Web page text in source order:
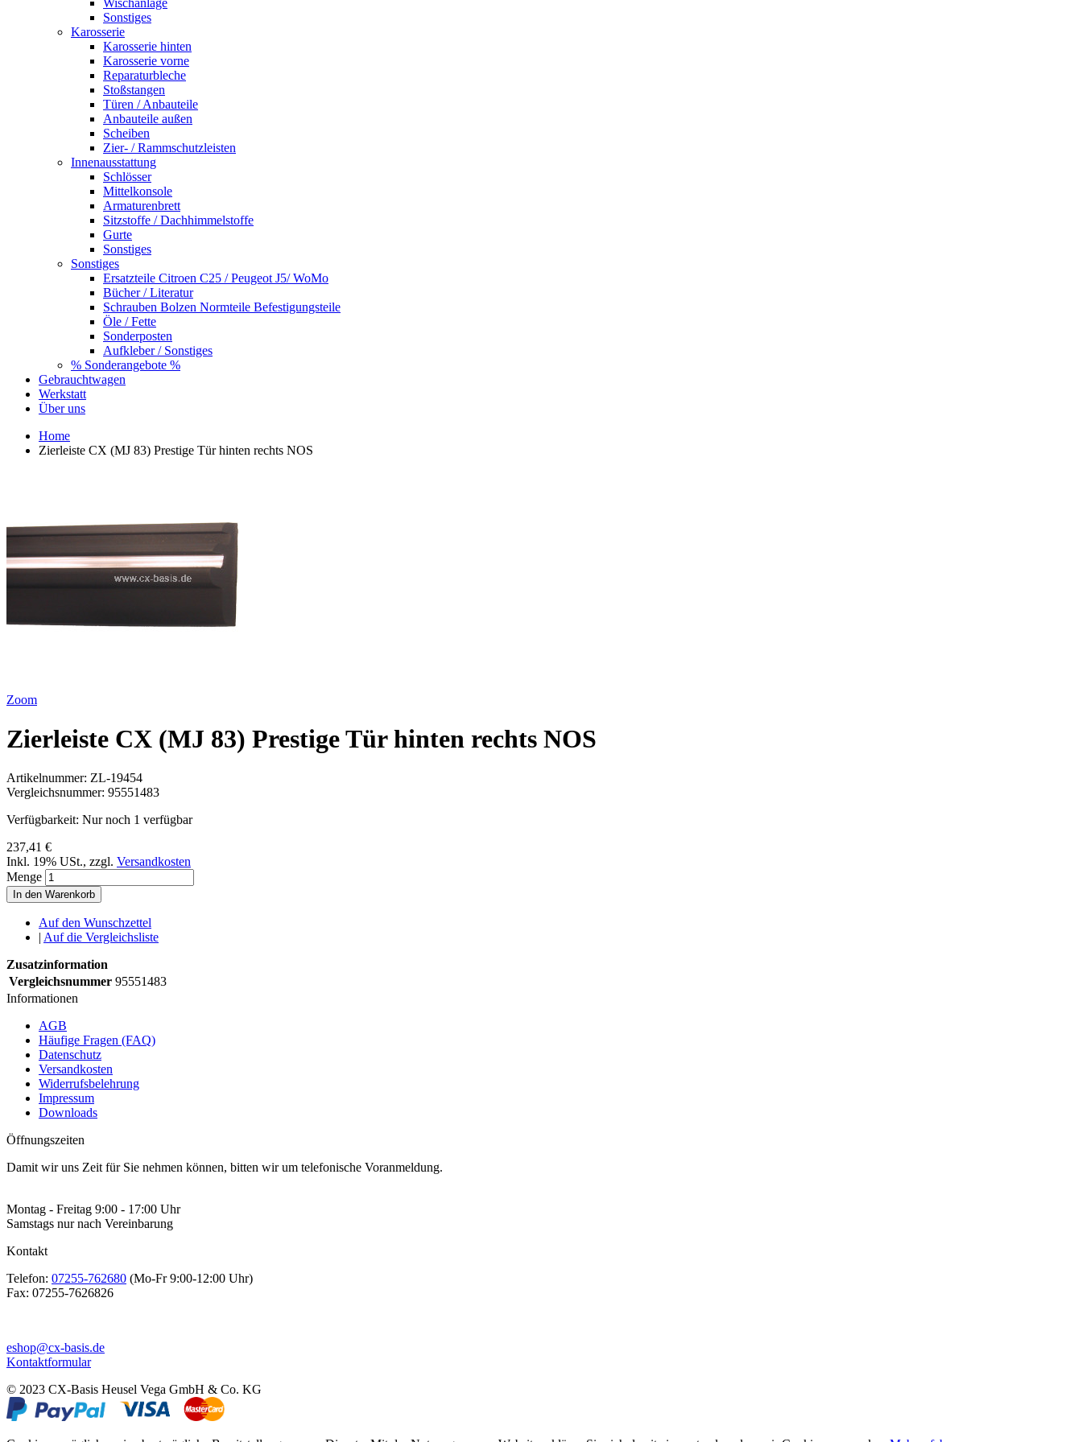
Sonstiges
Karosserie
Karosserie hinten
Karosserie vorne
Reparaturbleche
Stoßstangen
Türen / Anbauteile
Anbauteile außen
Scheiben
Zier- / Rammschutzleisten
Innenausstattung
Schlösser
Mittelkonsole
Armaturenbrett
Sitzstoffe / Dachhimmelstoffe
Gurte
Sonstiges
Sonstiges
Ersatzteile Citroen C25 / Peugeot J5/ WoMo
Bücher / Literatur
Schrauben Bolzen Normteile Befestigungsteile
Öle / Fette
Sonderposten
Aufkleber / Sonstiges
% Sonderangebote %
Gebrauchtwagen
Werkstatt
Über uns
Home
Zierleiste CX (MJ 83) Prestige Tür hinten rechts NOS
Zoom
Zierleiste CX (MJ 83) Prestige Tür hinten rechts NOS
Artikelnummer: ZL-19454
Vergleichsnummer: 95551483
Verfügbarkeit: Nur noch 1 verfügbar
237,41 €
Inkl. 19% USt., zzgl. Versandkosten
Menge
In den Warenkorb
Auf den Wunschzettel
| Auf die Vergleichsliste
Zusatzinformation
Vergleichsnummer 95551483
Informationen
AGB
Häufige Fragen (FAQ)
Datenschutz
Versandkosten
Widerrufsbelehrung
Impressum
Downloads
Öffnungszeiten
Damit wir uns Zeit für Sie nehmen können, bitten wir um telefonische Voranmeldung.
Montag - Freitag 9:00 - 17:00 Uhr
Samstags nur nach Vereinbarung
Kontakt
Telefon: 07255-762680 (Mo-Fr 9:00-12:00 Uhr)
Fax: 07255-7626826
eshop@cx-basis.de
Kontaktformular
© 2023 CX-Basis Heusel Vega GmbH & Co. KG